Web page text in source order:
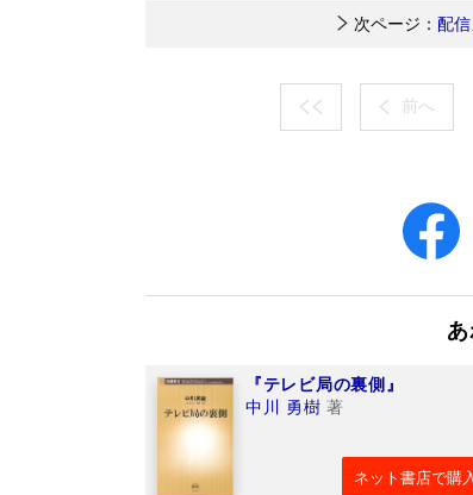
次ページ： 配
前へ
『テレビ局の裏側』
中川 勇樹 著
ネット書店で購